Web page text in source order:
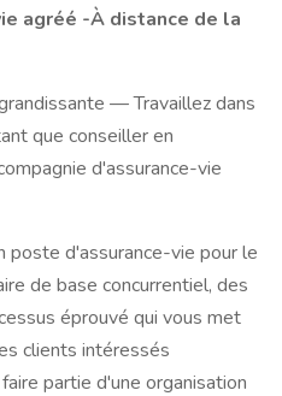
agréé -À distance de la
— Travaillez dans
que conseiller en
d'assurance-vie
poste d'assurance-vie pour le
de base concurrentiel, des
éprouvé qui vous met
clients intéressés
partie d'une organisation